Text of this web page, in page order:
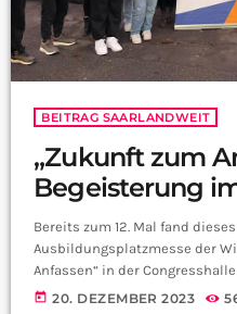
BEITRAG SAARLANDWEIT
„Zukunft zum
Begeisterung
Bereits zum 12. Mal fand
Ausbildungsplatzmesse der
Anfassen“ in der
der Ausbildungsmesse
today 20. DEZEMBER 2023